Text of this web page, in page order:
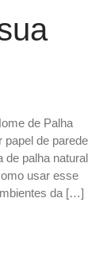
de Palha
papel de parede
de palha natural
usar esse
da […]